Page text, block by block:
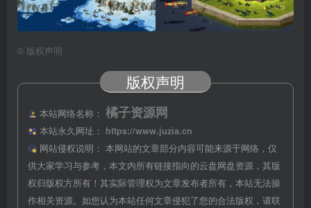
© 版权声明
版权声明
本站网络名称： 橘子资源网
本站永久网址：
https://www.juzia.cn
网站侵权说明： 本网站的文章部分内容可能来源于网络，仅
供大家学习与参考，本文内所有链接指向的云盘网盘资源，其版
权归版权方所有！其实际管理权为文章发布者所有，本站无法操
作相关资源。如您认为本站任何文章侵犯了您的合法版权，请联